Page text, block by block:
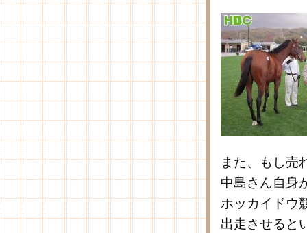
また、もし売
中島さん自身
ホッカイドウ
出走させると